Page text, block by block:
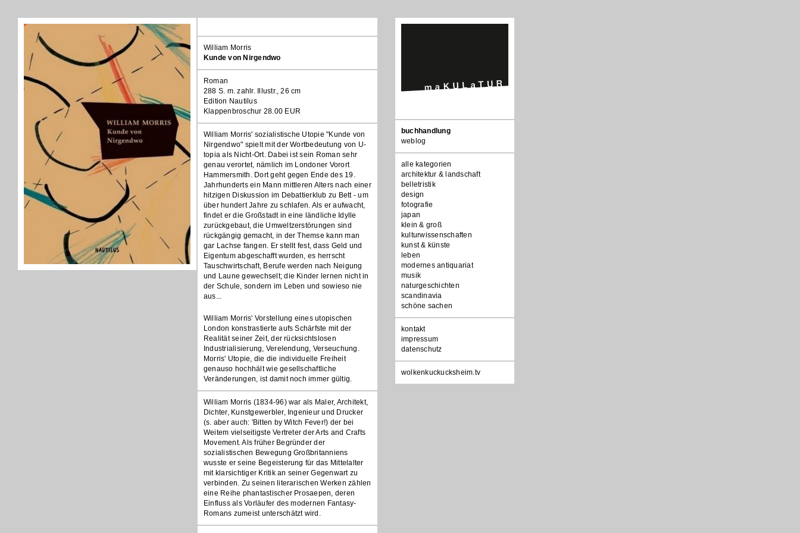
William Morris
Kunde von Nirgendwo
Roman
288 S. m. zahlr. Illustr., 26 cm
Edition Nautilus
Klappenbroschur 28.00 EUR
William Morris' sozialistische Utopie "Kunde von
Nirgendwo" spielt mit der Wortbedeutung von U-
topia als Nicht-Ort. Dabei ist sein Roman sehr
genau verortet, nämlich im Londoner Vorort
Hammersmith. Dort geht gegen Ende des 19.
Jahrhunderts ein Mann mittleren Alters nach einer
hitzigen Diskussion im Debattierklub zu Bett - um
über hundert Jahre zu schlafen. Als er aufwacht,
findet er die Großstadt in eine ländliche Idylle
zurückgebaut, die Umweltzerstörungen sind
rückgängig gemacht, in der Themse kann man
gar Lachse fangen. Er stellt fest, dass Geld und
Eigentum abgeschafft wurden, es herrscht
Tauschwirtschaft, Berufe werden nach Neigung
und Laune gewechselt; die Kinder lernen nicht in
der Schule, sondern im Leben und sowieso nie
aus...
William Morris' Vorstellung eines utopischen
London konstrastierte aufs Schärfste mit der
Realität seiner Zeit, der rücksichtslosen
Industrialisierung, Verelendung, Verseuchung.
Morris' Utopie, die die individuelle Freiheit
genauso hochhält wie gesellschaftliche
Veränderungen, ist damit noch immer gültig.
William Morris (1834-96) war als Maler, Architekt,
Dichter, Kunstgewerbler, Ingenieur und Drucker
(s. aber auch: 'Bitten by Witch Fever!) der bei
Weitem vielseitigste Vertreter der Arts and Crafts
Movement. Als früher Begründer der
sozialistischen Bewegung Großbritanniens
wusste er seine Begeisterung für das Mittelalter
mit klarsichtiger Kritik an seiner Gegenwart zu
verbinden. Zu seinen literarischen Werken zählen
eine Reihe phantastischer Prosaepen, deren
Einfluss als Vorläufer des modernen Fantasy-
Romans zumeist unterschätzt wird.
Navigation
überspringen
buchhandlung
weblog
alle kategorien
architektur & landschaft
belletristik
design
fotografie
japan
klein & groß
kulturwissenschaften
kunst & künste
leben
modernes antiquariat
musik
naturgeschichten
scandinavia
schöne sachen
Navigation
überspringen
kontakt
impressum
datenschutz
wolkenkuckucksheim.tv